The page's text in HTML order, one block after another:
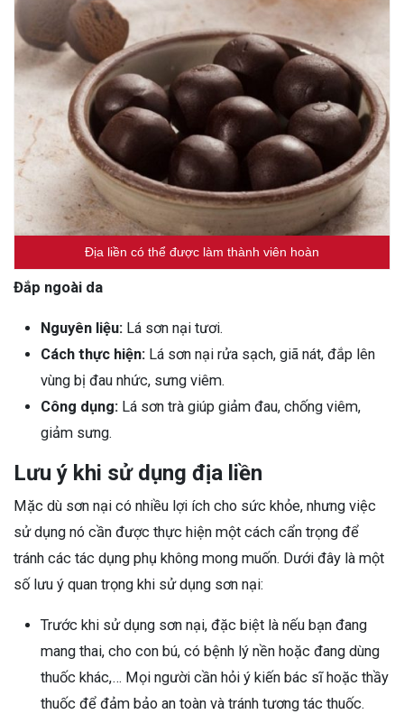
Địa liền có thể được làm thành viên hoàn
Đắp ngoài da
Nguyên liệu: Lá sơn nại tươi.
Cách thực hiện: Lá sơn nại rửa sạch, giã nát, đắp lên
vùng bị đau nhức, sưng viêm.
Công dụng: Lá sơn trà giúp giảm đau, chống viêm,
giảm sưng.
Lưu ý khi sử dụng địa liền
Mặc dù sơn nại có nhiều lợi ích cho sức khỏe, nhưng việc
sử dụng nó cần được thực hiện một cách cẩn trọng để
tránh các tác dụng phụ không mong muốn. Dưới đây là một
số lưu ý quan trọng khi sử dụng sơn nại:
Trước khi sử dụng sơn nại, đặc biệt là nếu bạn đang
mang thai, cho con bú, có bệnh lý nền hoặc đang dùng
thuốc khác,… Mọi người cần hỏi ý kiến bác sĩ hoặc thầy
thuốc để đảm bảo an toàn và tránh tương tác thuốc.